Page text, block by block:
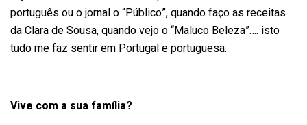
português ou o jornal o “Público”, quando faço as receitas
da Clara de Sousa, quando vejo o “Maluco Beleza”…. isto
tudo me faz sentir em Portugal e portuguesa.
Vive com a sua família?